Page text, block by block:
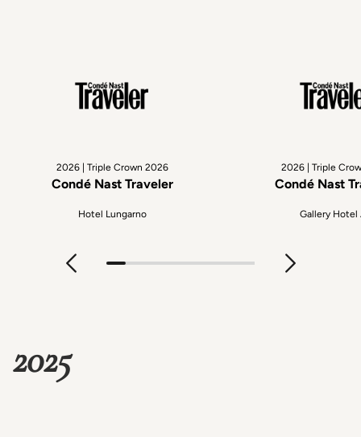
2026 | Triple Crown 2026
Condé Nast Traveler
Hotel Lungarno
2026 | Triple
Condé Nast
Gallery Hotel
2025